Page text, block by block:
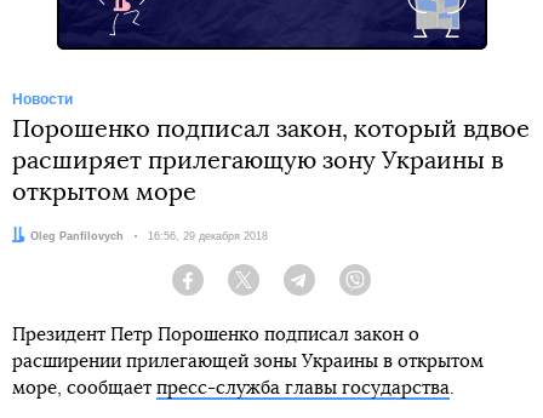
Новости
Порошенко подписал закон, который вдвое
расширяет прилегающую зону Украины в
открытом море
Автор:
Oleg Panfilovych Дата:
16:56, 29 декабря 2018
Facebook Twitter Telegram
Президент Петр Порошенко подписал закон о
расширении прилегающей зоны Украины в открытом
море, сообщает пресс-служба главы государства.